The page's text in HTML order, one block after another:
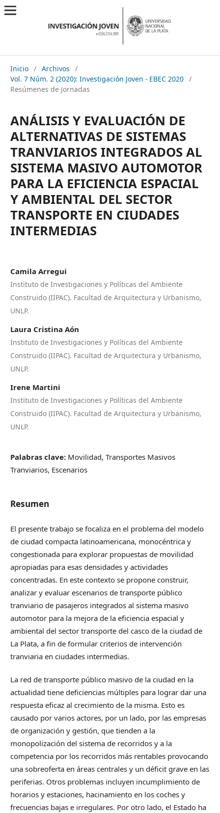
Inicio / Archivos
/
Vol. 7 Núm. 2 (2020): Investigación Joven - EBEC 2020 /
Resúmenes de Jornadas
ANÁLISIS Y EVALUACIÓN DE
ALTERNATIVAS DE SISTEMAS
TRANVIARIOS INTEGRADOS AL
SISTEMA MASIVO AUTOMOTOR
PARA LA EFICIENCIA ESPACIAL
Y AMBIENTAL DEL SECTOR
TRANSPORTE EN CIUDADES
INTERMEDIAS
Camila Arregui
Instituto de Investigaciones y Políticas del Ambiente
Construido (IIPAC). Facultad de Arquitectura y Urbanismo,
UNLP.
Laura Cristina Aón
Instituto de Investigaciones y Políticas del Ambiente
Construido (IIPAC). Facultad de Arquitectura y Urbanismo,
UNLP.
Irene Martini
Instituto de Investigaciones y Políticas del Ambiente
Construido (IIPAC). Facultad de Arquitectura y Urbanismo,
UNLP.
Palabras clave: Movilidad, Transportes Masivos
Tranviarios, Escenarios
Resumen
El presente trabajo se focaliza en el problema del modelo
de ciudad compacta latinoamericana, monocéntrica y
congestionada para explorar propuestas de movilidad
apropiadas para esas densidades y actividades
concentradas. En este contexto se propone construir,
analizar y evaluar escenarios de transporte público
tranviario de pasajeros integrados al sistema masivo
automotor para la mejora de la eficiencia espacial y
ambiental del sector transporte del casco de la ciudad de
La Plata, a fin de formular criterios de intervención
tranviaria en ciudades intermedias.
La red de transporte público masivo de la ciudad en la
actualidad tiene deficiencias múltiples para lograr dar una
respuesta eficaz al crecimiento de la misma. Esto es
causado por varios actores, por un lado, por las empresas
de organización y gestión, que tienden a la
monopolización del sistema de recorridos y a la
competencia por los recorridos más rentables provocando
una sobreoferta en áreas centrales y un déficit grave en las
periferias. Otros problemas incluyen incumplimiento de
horarios y estaciones, hacinamiento en los coches y
frecuencias bajas e irregulares. Por otro lado, el Estado ha